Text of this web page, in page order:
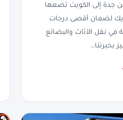
إلى الكويت تضعها
لضمان أقصى درجات
في نقل الأثاث والبضائع
بخبرتنا…